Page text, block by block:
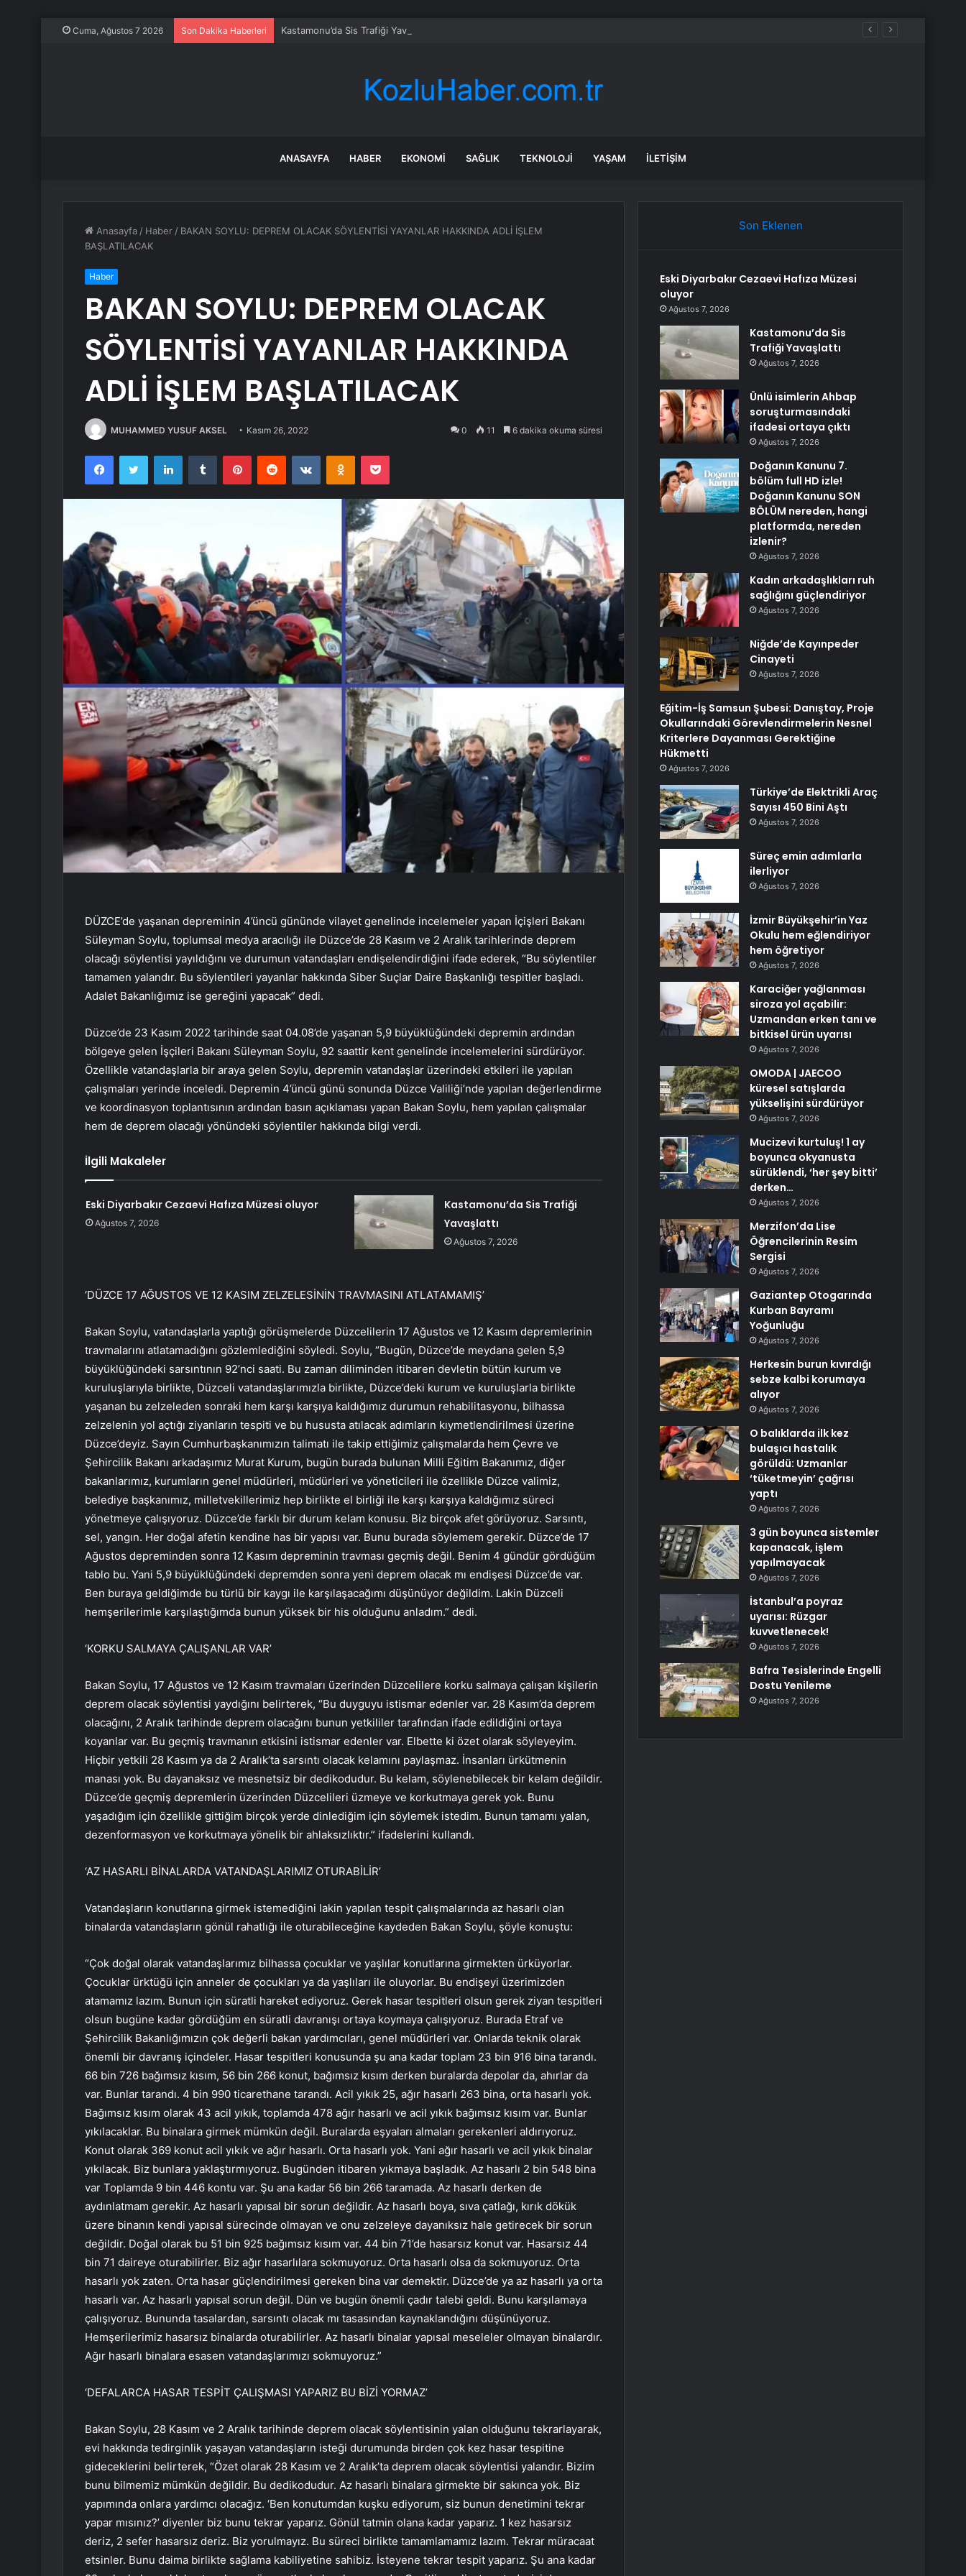
Cuma, Ağustos 7 2026 Son Dakika Haberleri Kastamonu’da Sis Trafiği Yavaşlattı
ANASAYFA HABER EKONOMI SAĞLIK TEKNOLOJI YAŞAM İLETIŞIM
Anasayfa / Haber / BAKAN SOYLU: DEPREM OLACAK SÖYLENTİSİ YAYANLAR HAKKINDA ADLİ İŞLEM
BAŞLATILACAK
Haber
BAKAN SOYLU: DEPREM OLACAK
SÖYLENTİSİ YAYANLAR HAKKINDA
ADLİ İŞLEM BAŞLATILACAK
MUHAMMED YUSUF AKSEL Kasım 26, 2022 0 11 6 dakika okuma süresi
FacebookTwitter LinkedInTumblr PinterestReddit VKontakteOdnoklassniki
Pocket
DÜZCE’de yaşanan depreminin 4’üncü gününde vilayet genelinde incelemeler yapan İçişleri Bakanı
Süleyman Soylu, toplumsal medya aracılığı ile Düzce’de 28 Kasım ve 2 Aralık tarihlerinde deprem
olacağı söylentisi yayıldığını ve durumun vatandaşları endişelendirdiğini ifade ederek, “Bu söylentiler
tamamen yalandır. Bu söylentileri yayanlar hakkında Siber Suçlar Daire Başkanlığı tespitler başladı.
Adalet Bakanlığımız ise gereğini yapacak” dedi.
Düzce’de 23 Kasım 2022 tarihinde saat 04.08’de yaşanan 5,9 büyüklüğündeki depremin ardından
bölgeye gelen İşçileri Bakanı Süleyman Soylu, 92 saattir kent genelinde incelemelerini sürdürüyor.
Özellikle vatandaşlarla bir araya gelen Soylu, depremin vatandaşlar üzerindeki etkileri ile yapılan
çalışmaları yerinde inceledi. Depremin 4’üncü günü sonunda Düzce Valiliği’nde yapılan değerlendirme
ve koordinasyon toplantısının ardından basın açıklaması yapan Bakan Soylu, hem yapılan çalışmalar
hem de deprem olacağı yönündeki söylentiler hakkında bilgi verdi.
İlgili Makaleler
Eski Diyarbakır Cezaevi Hafıza Müzesi oluyor
Ağustos 7, 2026
Kastamonu’da Sis Trafiği
Yavaşlattı
Ağustos 7, 2026
‘DÜZCE 17 AĞUSTOS VE 12 KASIM ZELZELESİNİN TRAVMASINI ATLATAMAMIŞ’
Bakan Soylu, vatandaşlarla yaptığı görüşmelerde Düzcelilerin 17 Ağustos ve 12 Kasım depremlerinin
travmalarını atlatamadığını gözlemlediğini söyledi. Soylu, “Bugün, Düzce’de meydana gelen 5,9
büyüklüğündeki sarsıntının 92’nci saati. Bu zaman diliminden itibaren devletin bütün kurum ve
kuruluşlarıyla birlikte, Düzceli vatandaşlarımızla birlikte, Düzce’deki kurum ve kuruluşlarla birlikte
yaşanan bu zelzeleden sonraki hem karşı karşıya kaldığımız durumun rehabilitasyonu, bilhassa
zelzelenin yol açtığı ziyanların tespiti ve bu hususta atılacak adımların kıymetlendirilmesi üzerine
Düzce’deyiz. Sayın Cumhurbaşkanımızın talimatı ile takip ettiğimiz çalışmalarda hem Çevre ve
Şehircilik Bakanı arkadaşımız Murat Kurum, bugün burada bulunan Milli Eğitim Bakanımız, diğer
bakanlarımız, kurumların genel müdürleri, müdürleri ve yöneticileri ile özellikle Düzce valimiz,
belediye başkanımız, milletvekillerimiz hep birlikte el birliği ile karşı karşıya kaldığımız süreci
yönetmeye çalışıyoruz. Düzce’de farklı bir durum kelam konusu. Biz birçok afet görüyoruz. Sarsıntı,
sel, yangın. Her doğal afetin kendine has bir yapısı var. Bunu burada söylemem gerekir. Düzce’de 17
Ağustos depreminden sonra 12 Kasım depreminin travması geçmiş değil. Benim 4 gündür gördüğüm
tablo bu. Yani 5,9 büyüklüğündeki depremden sonra yeni deprem olacak mı endişesi Düzce’de var.
Ben buraya geldiğimde bu türlü bir kaygı ile karşılaşacağımı düşünüyor değildim. Lakin Düzceli
hemşerilerimle karşılaştığımda bunun yüksek bir his olduğunu anladım.” dedi.
‘KORKU SALMAYA ÇALIŞANLAR VAR’
Bakan Soylu, 17 Ağustos ve 12 Kasım travmaları üzerinden Düzcelilere korku salmaya çalışan kişilerin
deprem olacak söylentisi yaydığını belirterek, “Bu duyguyu istismar edenler var. 28 Kasım’da deprem
olacağını, 2 Aralık tarihinde deprem olacağını bunun yetkililer tarafından ifade edildiğini ortaya
koyanlar var. Bu geçmiş travmanın etkisini istismar edenler var. Elbette ki özet olarak söyleyeyim.
Hiçbir yetkili 28 Kasım ya da 2 Aralık’ta sarsıntı olacak kelamını paylaşmaz. İnsanları ürkütmenin
manası yok. Bu dayanaksız ve mesnetsiz bir dedikodudur. Bu kelam, söylenebilecek bir kelam değildir.
Düzce’de geçmiş depremlerin üzerinden Düzcelileri üzmeye ve korkutmaya gerek yok. Bunu
yaşadığım için özellikle gittiğim birçok yerde dinlediğim için söylemek istedim. Bunun tamamı yalan,
dezenformasyon ve korkutmaya yönelik bir ahlaksızlıktır.” ifadelerini kullandı.
‘AZ HASARLI BİNALARDA VATANDAŞLARIMIZ OTURABİLİR’
Vatandaşların konutlarına girmek istemediğini lakin yapılan tespit çalışmalarında az hasarlı olan
binalarda vatandaşların gönül rahatlığı ile oturabileceğine kaydeden Bakan Soylu, şöyle konuştu:
“Çok doğal olarak vatandaşlarımız bilhassa çocuklar ve yaşlılar konutlarına girmekten ürküyorlar.
Çocuklar ürktüğü için anneler de çocukları ya da yaşlıları ile oluyorlar. Bu endişeyi üzerimizden
atamamız lazım. Bunun için süratli hareket ediyoruz. Gerek hasar tespitleri olsun gerek ziyan tespitleri
olsun bugüne kadar gördüğüm en süratli davranışı ortaya koymaya çalışıyoruz. Burada Etraf ve
Şehircilik Bakanlığımızın çok değerli bakan yardımcıları, genel müdürleri var. Onlarda teknik olarak
önemli bir davranış içindeler. Hasar tespitleri konusunda şu ana kadar toplam 23 bin 916 bina tarandı.
66 bin 726 bağımsız kısım, 56 bin 266 konut, bağımsız kısım derken buralarda depolar da, ahırlar da
var. Bunlar tarandı. 4 bin 990 ticarethane tarandı. Acil yıkık 25, ağır hasarlı 263 bina, orta hasarlı yok.
Bağımsız kısım olarak 43 acil yıkık, toplamda 478 ağır hasarlı ve acil yıkık bağımsız kısım var. Bunlar
yıkılacaklar. Bu binalara girmek mümkün değil. Buralarda eşyaları almaları gerekenleri aldırıyoruz.
Konut olarak 369 konut acil yıkık ve ağır hasarlı. Orta hasarlı yok. Yani ağır hasarlı ve acil yıkık binalar
yıkılacak. Biz bunlara yaklaştırmıyoruz. Bugünden itibaren yıkmaya başladık. Az hasarlı 2 bin 548 bina
var Toplamda 9 bin 446 kontu var. Şu ana kadar 56 bin 266 taramada. Az hasarlı derken de
aydınlatmam gerekir. Az hasarlı yapısal bir sorun değildir. Az hasarlı boya, sıva çatlağı, kırık dökük
üzere binanın kendi yapısal sürecinde olmayan ve onu zelzeleye dayanıksız hale getirecek bir sorun
değildir. Doğal olarak bu 51 bin 925 bağımsız kısım var. 44 bin 71’de hasarsız konut var. Hasarsız 44
bin 71 daireye oturabilirler. Biz ağır hasarlılara sokmuyoruz. Orta hasarlı olsa da sokmuyoruz. Orta
hasarlı yok zaten. Orta hasar güçlendirilmesi gereken bina var demektir. Düzce’de ya az hasarlı ya orta
hasarlı var. Az hasarlı yapısal sorun değil. Dün ve bugün önemli çadır talebi geldi. Bunu karşılamaya
çalışıyoruz. Bununda tasalardan, sarsıntı olacak mı tasasından kaynaklandığını düşünüyoruz.
Hemşerilerimiz hasarsız binalarda oturabilirler. Az hasarlı binalar yapısal meseleler olmayan binalardır.
Ağır hasarlı binalara esasen vatandaşlarımızı sokmuyoruz.”
‘DEFALARCA HASAR TESPİT ÇALIŞMASI YAPARIZ BU BİZİ YORMAZ’
Bakan Soylu, 28 Kasım ve 2 Aralık tarihinde deprem olacak söylentisinin yalan olduğunu tekrarlayarak,
evi hakkında tedirginlik yaşayan vatandaşların isteği durumunda birden çok kez hasar tespitine
gideceklerini belirterek, “Özet olarak 28 Kasım ve 2 Aralık’ta deprem olacak söylentisi yalandır. Bizim
bunu bilmemiz mümkün değildir. Bu dedikodudur. Az hasarlı binalara girmekte bir sakınca yok. Biz
yapımında onlara yardımcı olacağız. ‘Ben konutumdan kuşku ediyorum, siz bunun denetimini tekrar
yapar mısınız?’ diyenler biz bunu tekrar yaparız. Gönül tatmin olana kadar yaparız. 1 kez hasarsız
deriz, 2 sefer hasarsız deriz. Biz yorulmayız. Bu süreci birlikte tamamlamamız lazım. Tekrar müracaat
etsinler. Bunu daima birlikte sağlama kabiliyetine sahibiz. İsteyene tekrar tespit yaparız. Şu ana kadar
Son Eklenen
Eski Diyarbakır Cezaevi Hafıza Müzesi
oluyor
Ağustos 7, 2026
Kastamonu’da Sis
Trafiği Yavaşlattı
Ağustos 7, 2026
Ünlü isimlerin Ahbap
soruşturmasındaki
ifadesi ortaya çıktı
Ağustos 7, 2026
Doğanın Kanunu 7.
bölüm full HD izle!
Doğanın Kanunu SON
BÖLÜM nereden, hangi
platformda, nereden
izlenir?
Ağustos 7, 2026
Kadın arkadaşlıkları ruh
sağlığını güçlendiriyor
Ağustos 7, 2026
Niğde’de Kayınpeder
Cinayeti
Ağustos 7, 2026
Eğitim-İş Samsun Şubesi: Danıştay, Proje
Okullarındaki Görevlendirmelerin Nesnel
Kriterlere Dayanması Gerektiğine
Hükmetti
Ağustos 7, 2026
Türkiye’de Elektrikli Araç
Sayısı 450 Bini Aştı
Ağustos 7, 2026
Süreç emin adımlarla
ilerliyor
Ağustos 7, 2026
İzmir Büyükşehir’in Yaz
Okulu hem eğlendiriyor
hem öğretiyor
Ağustos 7, 2026
Karaciğer yağlanması
siroza yol açabilir:
Uzmandan erken tanı ve
bitkisel ürün uyarısı
Ağustos 7, 2026
OMODA | JAECOO
küresel satışlarda
yükselişini sürdürüyor
Ağustos 7, 2026
Mucizevi kurtuluş! 1 ay
boyunca okyanusta
sürüklendi, ‘her şey bitti’
derken…
Ağustos 7, 2026
Merzifon’da Lise
Öğrencilerinin Resim
Sergisi
Ağustos 7, 2026
Gaziantep Otogarında
Kurban Bayramı
Yoğunluğu
Ağustos 7, 2026
Herkesin burun kıvırdığı
sebze kalbi korumaya
alıyor
Ağustos 7, 2026
O balıklarda ilk kez
bulaşıcı hastalık
görüldü: Uzmanlar
‘tüketmeyin’ çağrısı
yaptı
Ağustos 7, 2026
3 gün boyunca sistemler
kapanacak, işlem
yapılmayacak
Ağustos 7, 2026
İstanbul’a poyraz
uyarısı: Rüzgar
kuvvetlenecek!
Ağustos 7, 2026
Bafra Tesislerinde Engelli
Dostu Yenileme
Ağustos 7, 2026